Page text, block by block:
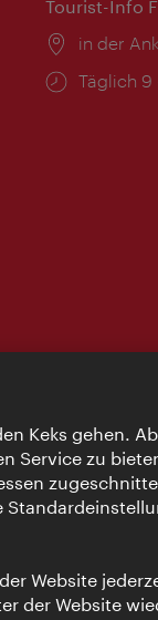
Tourist-Info
Ort:
in der
Täglich 9
Keks gehen.
Service zu
Website
der Website